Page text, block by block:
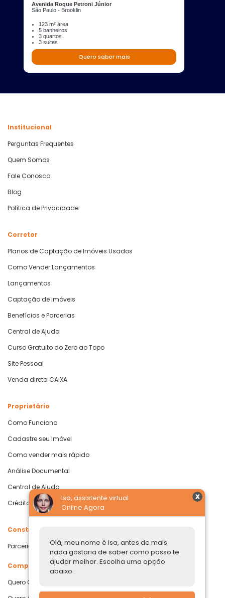
Avenida Roque Petroni Júnior
São Paulo - Brooklin
123 m² área
5 banheiros
3 quartos
3 suites
Quero saber mais
Isa, assistente virtual
Online Agora
Olá, meu nome é Isa, antes de mais
nada gostaria de saber como posso te
ajudar melhor. Escolha uma opção
abaixo:
Institucional
Perguntas Frequentes
Quem Somos
Fale Conosco
Blog
Política de Privacidade
Corretor
Planos de Captação de Imóveis Usados
Como Vender Lançamentos
Lançamentos
Captação de Imóveis
Benefícios e Parcerias
Central de Ajuda
Curso Gratuito do Zero ao Topo
Site Pessoal
Venda direta CAIXA
Proprietário
Como Funciona
Cadastre seu Imóvel
Como vender mais rápido
Análise Documental
Central de Ajuda
Crédito com Garantia de Imóvel
Construtoras
Parcerias Imobiliárias
Comprar ou alugar
Quero Comprar